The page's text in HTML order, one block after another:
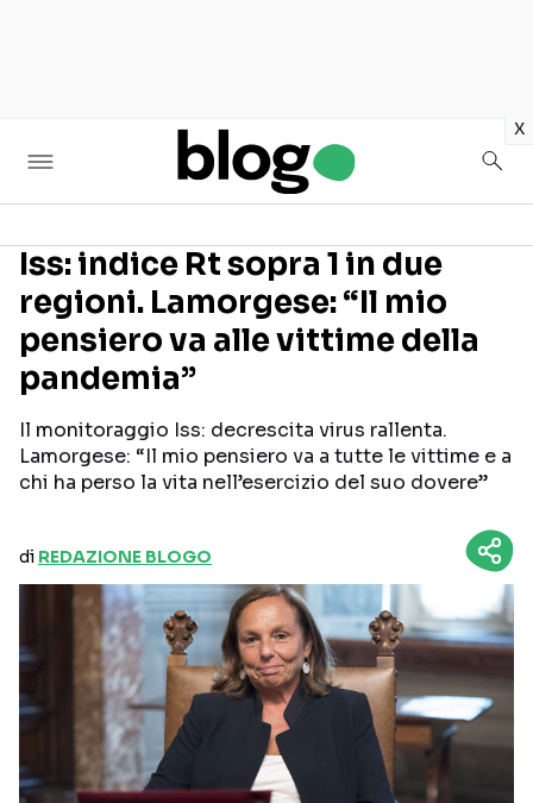
x
Seguici sui social
Iss: indice Rt sopra 1 in due
regioni. Lamorgese: “Il mio
pensiero va alle vittime della
pandemia”
Il monitoraggio Iss: decrescita virus rallenta.
Lamorgese: “Il mio pensiero va a tutte le vittime e a
chi ha perso la vita nell’esercizio del suo dovere”
di REDAZIONE BLOGO